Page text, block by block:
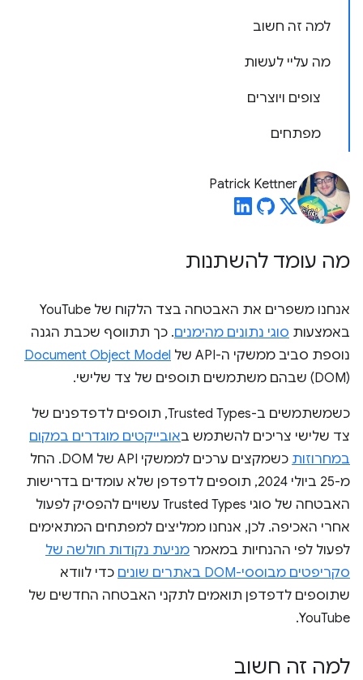
למה זה חשוב
מה עליי לעשות
צופים ויוצרים
מפתחים
Patrick Kettner
מה עומד להשתנות
אנחנו משפרים את האבטחה בצד הלקוח של YouTube
באמצעות סוגי נתונים מהימנים. כך תתווסף שכבת הגנה
נוספת סביב ממשקי ה-API של
Document Object Model
(DOM) שבהם משתמשים תוספים של צד שלישי.
כשמשתמשים ב-Trusted Types, תוספים לדפדפנים של
צד שלישי צריכים להשתמש באובייקטים מוגדרים במקום
במחרוזות
כשמקצים ערכים לממשקי API של DOM. החל
מ-25 ביולי 2024, תוספים לדפדפן שלא עומדים בדרישות
האבטחה של סוגי Trusted Types עשויים להפסיק לפעול
אחרי האכיפה. לכן, אנחנו ממליצים למפתחים המתאימים
לפעול לפי ההנחיות במאמר מניעת נקודות חולשה של
סקריפטים מבוססי-DOM באתרים שונים
כדי לוודא
שתוספים לדפדפן תואמים לתקני האבטחה החדשים של
YouTube.
למה זה חשוב